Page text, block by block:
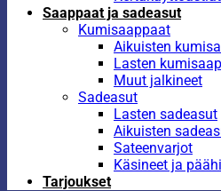
Saappaat ja sadeasut
Kumisaappaat
Aikuisten
Lasten
Muut jalkineet
Sadeasut
Lasten sadeasut
Aikuisten
Sateenvarjot
Käsineet ja
Tarjoukset